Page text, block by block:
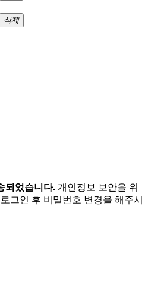
삭제
되었습니다. 개인정보 보안을 위
그인 후 비밀번호 변경을 해주시